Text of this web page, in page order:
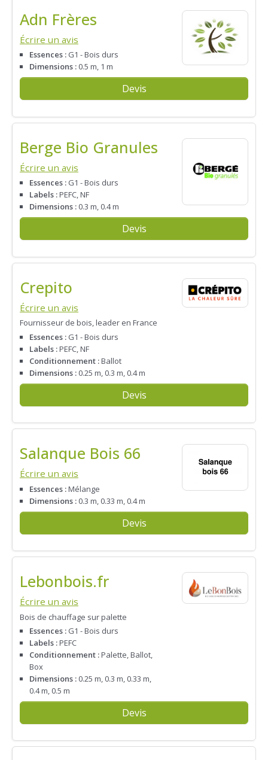
Adn Frères
Écrire un avis
Essences : G1 - Bois durs
Dimensions : 0.5 m, 1 m
Devis
Berge Bio Granules
Écrire un avis
Essences : G1 - Bois durs
Labels :PEFC, NF
Dimensions : 0.3 m, 0.4 m
Devis
Crepito
Écrire un avis
Fournisseur de bois, leader en France
Essences : G1 - Bois durs
Labels :PEFC, NF
Conditionnement :Ballot
Dimensions : 0.25 m, 0.3 m, 0.4 m
Devis
Salanque Bois 66
Écrire un avis
Essences :Mélange
Dimensions : 0.3 m, 0.33 m, 0.4 m
Devis
Lebonbois.fr
Écrire un avis
Bois de chauffage sur palette
Essences : G1 - Bois durs
Labels :PEFC
Conditionnement :Palette, Ballot,
Box
Dimensions : 0.25 m, 0.3 m, 0.33 m,
0.4 m, 0.5 m
Devis